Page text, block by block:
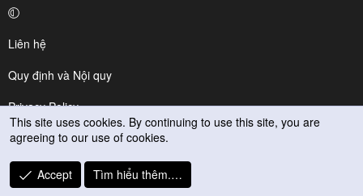
Liên hệ
Quy định và Nội quy
Privacy Policy
Trợ giúp
R
S
This site uses cookies. By continuing to use this site, you are
agreeing to our use of cookies.
Accept Tìm hiểu thêm.…